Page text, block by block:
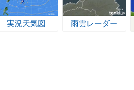
実況天気図 雨雲レーダー